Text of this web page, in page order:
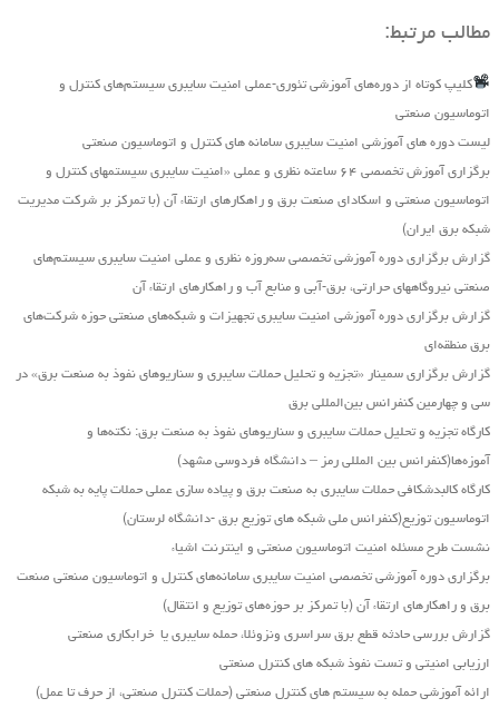
مطالب مرتبط:
کلیپ کوتاه از دوره‌های آموزشی تئوری-عملی امنیت سایبری سیستم‌های کنترل و
اتوماسیون صنعتی
لیست دوره های آموزشی امنیت سایبری سامانه های کنترل و اتوماسیون صنعتی
برگزاری آموزش تخصصی ۶۴ ساعته نظری و عملی «امنیت سایبری سیستمهای کنترل و
اتوماسیون صنعتی و اسکادای صنعت برق و راهکارهای ارتقاء آن (با تمرکز بر شرکت مدیریت
شبکه برق ایران)
گزارش برگزاری دوره آموزشی تخصصی سه‌روزه نظری و عملی امنیت سایبری سیستم‌های
صنعتی نیروگاه‏های حرارتی، برق‏-آبی و منابع آب و راهکارهای ارتقاء آن
گزارش برگزاری دوره آموزشی امنیت سایبری تجهیزات و شبکه‌های صنعتی حوزه شرکت‌های
برق منطقه‌ای
گزارش برگزاری سمینار «تجزیه ‌و تحلیل حملات سایبری و سناریو‌های نفوذ به صنعت برق» در
سی و چهارمین کنفرانس بین‌المللی برق
کارگاه تجزیه و تحلیل حملات سایبری و سناریوهای نفوذ به صنعت برق: نکته‌ها و
آموزه‌ها(کنفرانس بین المللی رمز – دانشگاه فردوسی مشهد)
کارگاه کالبدشکافی حملات سایبری به صنعت برق و پیاده سازی عملی حملات پایه به شبکه
اتوماسیون توزیع(کنفرانس ملی شبکه های توزیع برق -دانشگاه لرستان)
نشست طرح مسئله امنیت اتوماسیون صنعتی و اینترنت اشیاء
برگزاری دوره آموزشی تخصصی امنیت سایبری سامانه‌های کنترل و اتوماسیون صنعتی صنعت
برق و راهکارهای ارتقاء آن (با تمرکز بر حوزه‌های توزیع و انتقال)
گزارش بررسی حادثه قطع برق سراسری ونزوئلا، حمله سایبری یا خرابکاری صنعتی
ارزیابی امنیتی و تست نفوذ شبکه های کنترل صنعتی
ارائه آموزشی حمله به سیستم های کنترل صنعتی (حملات کنترل صنعتی، از حرف تا عمل)